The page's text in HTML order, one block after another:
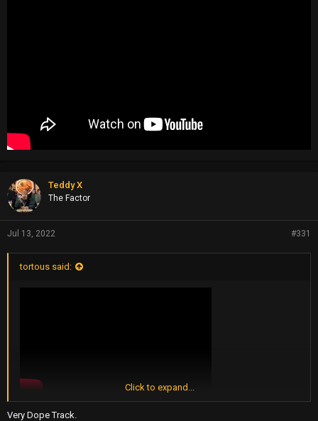
Teddy X
The Factor
Jul 13, 2022 #331
tortous said:
Click to expand...
Very Dope Track.